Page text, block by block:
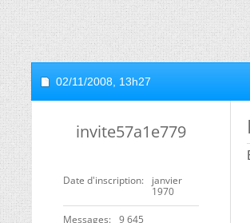
02/11/2008, 13h27
invite57a1e779
Date d'inscription
janvier
1970
Messages 9 645